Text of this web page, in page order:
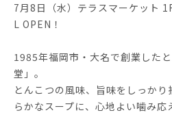
7月8日（水）テラスマーケット
L OPEN！
1985年福岡市・大名で創業した
堂」。
とんこつの風味、旨味をしっか
らかなスープに、心地よい噛み